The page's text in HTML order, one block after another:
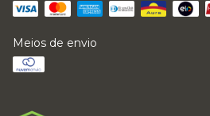
Meios de envio